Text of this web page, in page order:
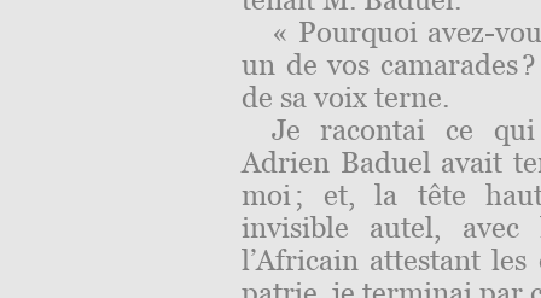
« Pourquoi avez-
un de vos camarades
de sa voix terne.
Je racontai ce qui
Adrien Baduel avait
moi ; et, la tête
invisible autel, avec
l’Africain attestant